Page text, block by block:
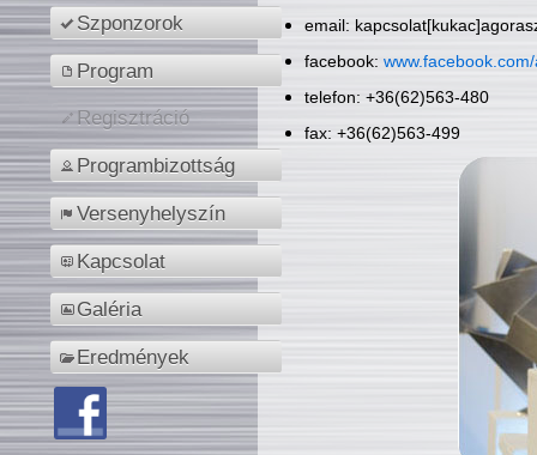
Szponzorok
Program
Regisztráció
Programbizottság
Versenyhelyszín
Kapcsolat
Galéria
Eredmények
email:
facebook:
telefon: +36(62)563-480
fax: +36(62)563-499